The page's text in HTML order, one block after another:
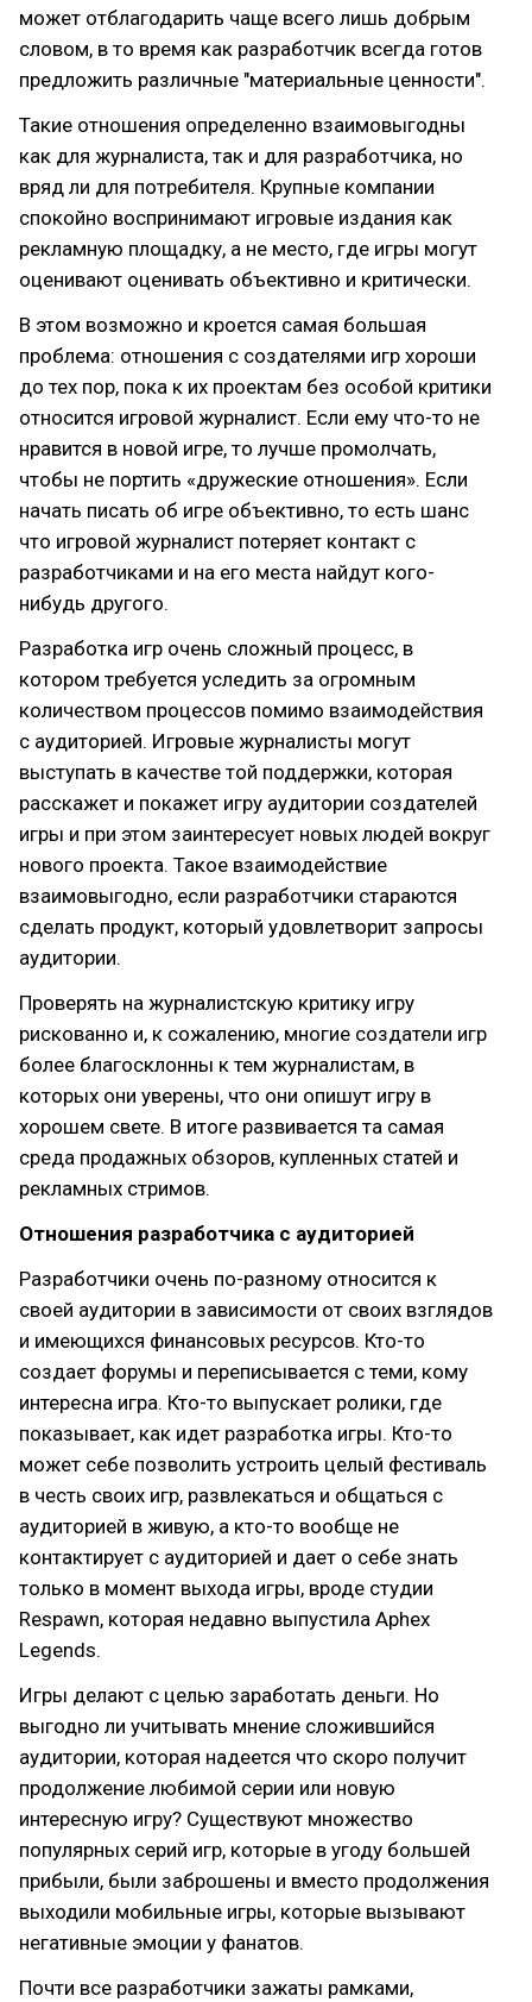
может отблагодарить чаще всего лишь добрым
словом, в то время как разработчик всегда готов
предложить различные "материальные ценности".
Такие отношения определенно взаимовыгодны
как для журналиста, так и для разработчика, но
вряд ли для потребителя. Крупные компании
спокойно воспринимают игровые издания как
рекламную площадку, а не место, где игры могут
оценивают оценивать объективно и критически.
В этом возможно и кроется самая большая
проблема: отношения с создателями игр хороши
до тех пор, пока к их проектам без особой критики
относится игровой журналист. Если ему что-то не
нравится в новой игре, то лучше промолчать,
чтобы не портить «дружеские отношения». Если
начать писать об игре объективно, то есть шанс
что игровой журналист потеряет контакт с
разработчиками и на его места найдут кого-
нибудь другого.
Разработка игр очень сложный процесс, в
котором требуется уследить за огромным
количеством процессов помимо взаимодействия
с аудиторией. Игровые журналисты могут
выступать в качестве той поддержки, которая
расскажет и покажет игру аудитории создателей
игры и при этом заинтересует новых людей вокруг
нового проекта. Такое взаимодействие
взаимовыгодно, если разработчики стараются
сделать продукт, который удовлетворит запросы
аудитории.
Проверять на журналистскую критику игру
рискованно и, к сожалению, многие создатели игр
более благосклонны к тем журналистам, в
которых они уверены, что они опишут игру в
хорошем свете. В итоге развивается та самая
среда продажных обзоров, купленных статей и
рекламных стримов.
Отношения разработчика с аудиторией
Разработчики очень по-разному относится к
своей аудитории в зависимости от своих взглядов
и имеющихся финансовых ресурсов. Кто-то
создает форумы и переписывается с теми, кому
интересна игра. Кто-то выпускает ролики, где
показывает, как идет разработка игры. Кто-то
может себе позволить устроить целый фестиваль
в честь своих игр, развлекаться и общаться с
аудиторией в живую, а кто-то вообще не
контактирует с аудиторией и дает о себе знать
только в момент выхода игры, вроде студии
Respawn, которая недавно выпустила Aphex
Legends.
Игры делают с целью заработать деньги. Но
выгодно ли учитывать мнение сложившийся
аудитории, которая надеется что скоро получит
продолжение любимой серии или новую
интересную игру? Существуют множество
популярных серий игр, которые в угоду большей
прибыли, были заброшены и вместо продолжения
выходили мобильные игры, которые вызывают
негативные эмоции у фанатов.
Почти все разработчики зажаты рамками,